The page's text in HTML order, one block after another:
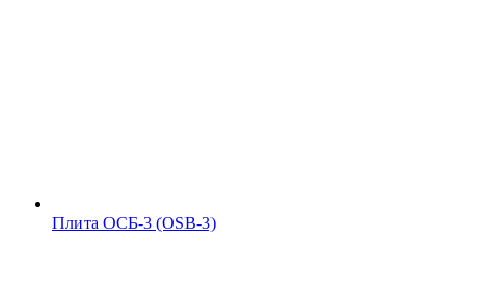
Плита ОСБ-3 (OSB-3)